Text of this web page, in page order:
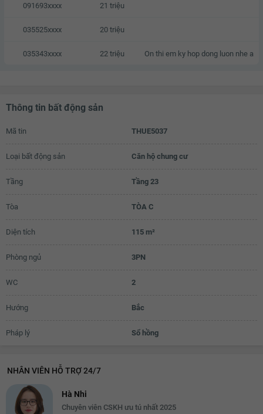
091693xxxx 21 triệu
035525xxxx 20 triệu
035343xxxx 22 triệu On thi em ky hop dong luon nhe a
Thông tin bất động sản
Mã tin THUE5037
Loại bất động sản Căn hộ chung cư
Tầng Tầng 23
Tòa TÒA C
Diện tích 115 m²
Phòng ngủ 3PN
WC 2
Hướng Bắc
Pháp lý Sổ hồng
NHÂN VIÊN HỖ TRỢ 24/7
Hà Nhi
Chuyên viên CSKH ưu tú nhất 2025